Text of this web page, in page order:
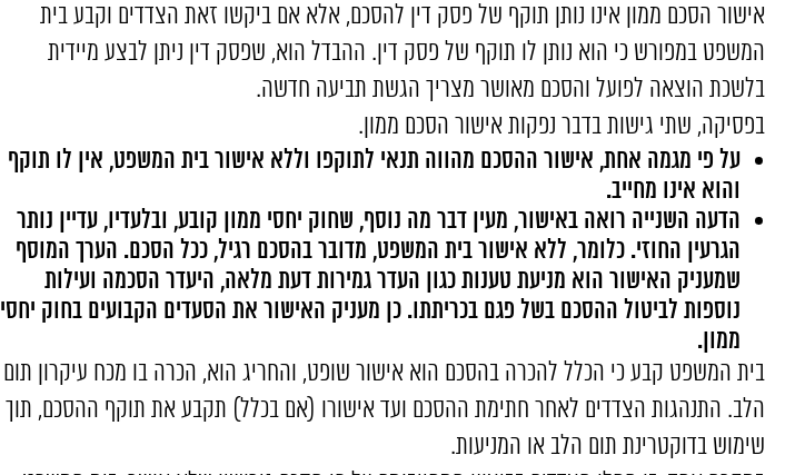
אישור הסכם ממון אינו נותן תוקף של פסק דין להסכם, אלא אם ביקשו זאת הצדדים וקבע בית
המשפט במפורש כי הוא נותן לו תוקף של פסק דין. ההבדל הוא, שפסק דין ניתן לבצע מיידית
בלשכת הוצאה לפועל והסכם מאושר מצריך הגשת תביעה חדשה.
בפסיקה, שתי גישות בדבר נפקות אישור הסכם ממון.
על פי מגמה אחת, אישור ההסכם מהווה תנאי לתוקפו וללא אישור בית המשפט, אין לו תוקף
והוא אינו מחייב.
הדעה השנייה רואה באישור, מעין דבר מה נוסף, שחוק יחסי ממון קובע, ובלעדיו, עדיין נותר
הגרעין החוזי. כלומר, ללא אישור בית המשפט, מדובר בהסכם רגיל, ככל הסכם. הערך המוסף
שמעניק האישור הוא מניעת טענות כגון העדר גמירות דעת מלאה, היעדר הסכמה ועילות
נוספות לביטול ההסכם בשל פגם בכריתתו. כן מעניק האישור את הסעדים הקבועים בחוק יחסי
ממון.
בית המשפט קבע כי הכלל להכרה בהסכם הוא אישור שופט, והחריג הוא, הכרה בו מכח עיקרון תום
הלב. התנהגות הצדדים לאחר חתימת ההסכם ועד אישורו (אם בכלל) תקבע את תוקף ההסכם, תוך
שימוש בדוקטרינת תום הלב או המניעות.